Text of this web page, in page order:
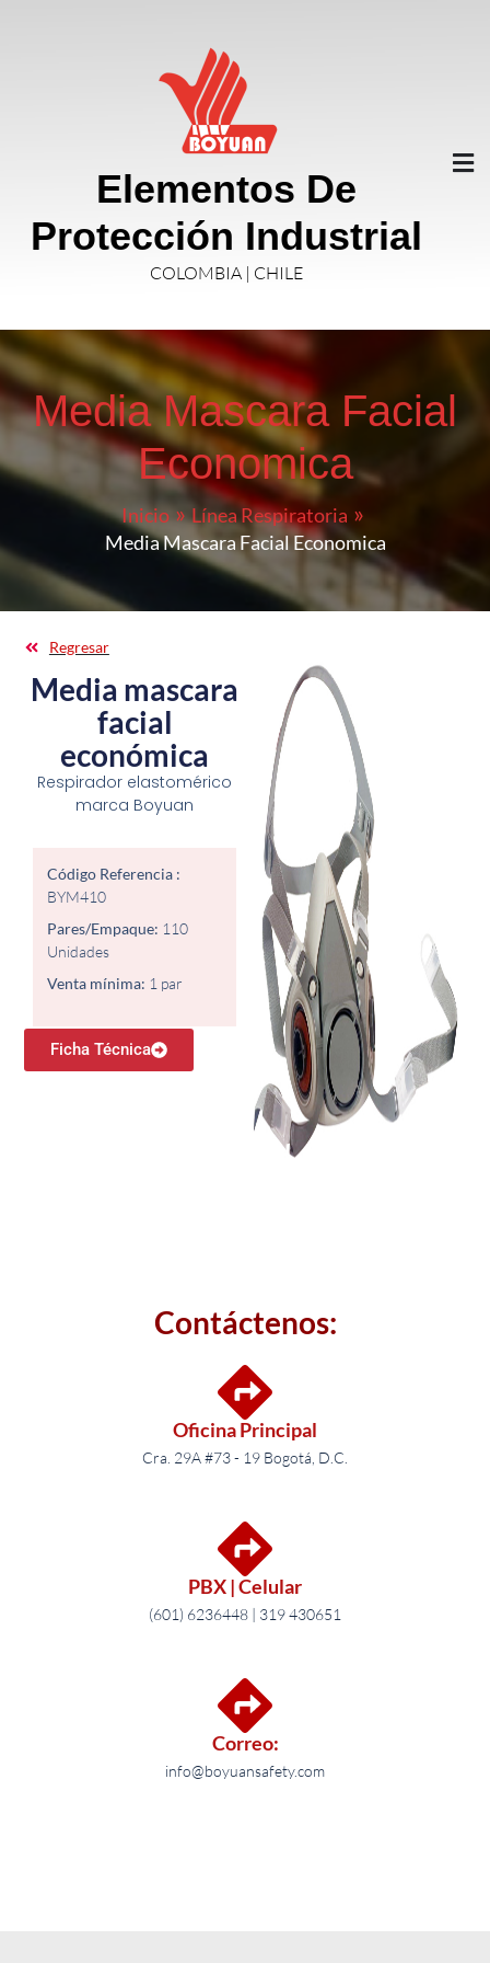
Elementos De
Protección Industrial
COLOMBIA | CHILE
Media Mascara Facial
Economica
Inicio
Línea Respiratoria
Media Mascara Facial Economica
Media mascara
facial
económica
Respirador elastomérico
marca Boyuan
Código Referencia :
BYM410
Pares/Empaque: 110
Unidades
Venta mínima: 1 par
Ficha Técnica
Regresar
Contáctenos:
Oficina Principal
Cra. 29A #73 - 19 Bogotá, D.C.
PBX | Celular
(601) 6236448 | 319 430651
Correo:
info@boyuansafety.com